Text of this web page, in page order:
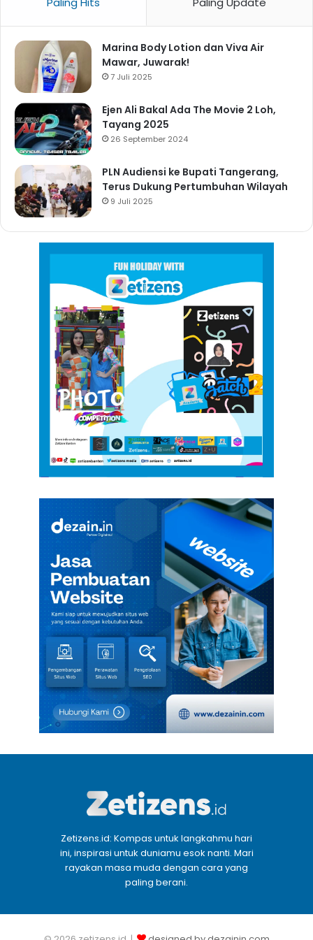
Marina Body Lotion dan Viva Air
Mawar, Juwarak!
7 Juli 2025
Ejen Ali Bakal Ada The Movie 2 Loh,
Tayang 2025
26 September 2024
PLN Audiensi ke Bupati Tangerang,
Terus Dukung Pertumbuhan Wilayah
9 Juli 2025
Zetizens.id: Kompas untuk langkahmu hari
ini, inspirasi untuk duniamu esok nanti. Mari
rayakan masa muda dengan cara yang
paling berani.